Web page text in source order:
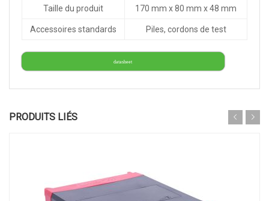
Taille du produit 170 mm x 80 mm x 48 mm
Accessoires standards Piles, cordons de test
datasheet
PRODUITS LIÉS